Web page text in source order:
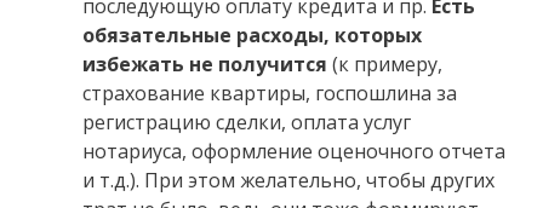
последующую оплату кредита и пр. Есть
обязательные расходы, которых
избежать не получится (к примеру,
страхование квартиры, госпошлина за
регистрацию сделки, оплата услуг
нотариуса, оформление оценочного отчета
и т.д.). При этом желательно, чтобы других